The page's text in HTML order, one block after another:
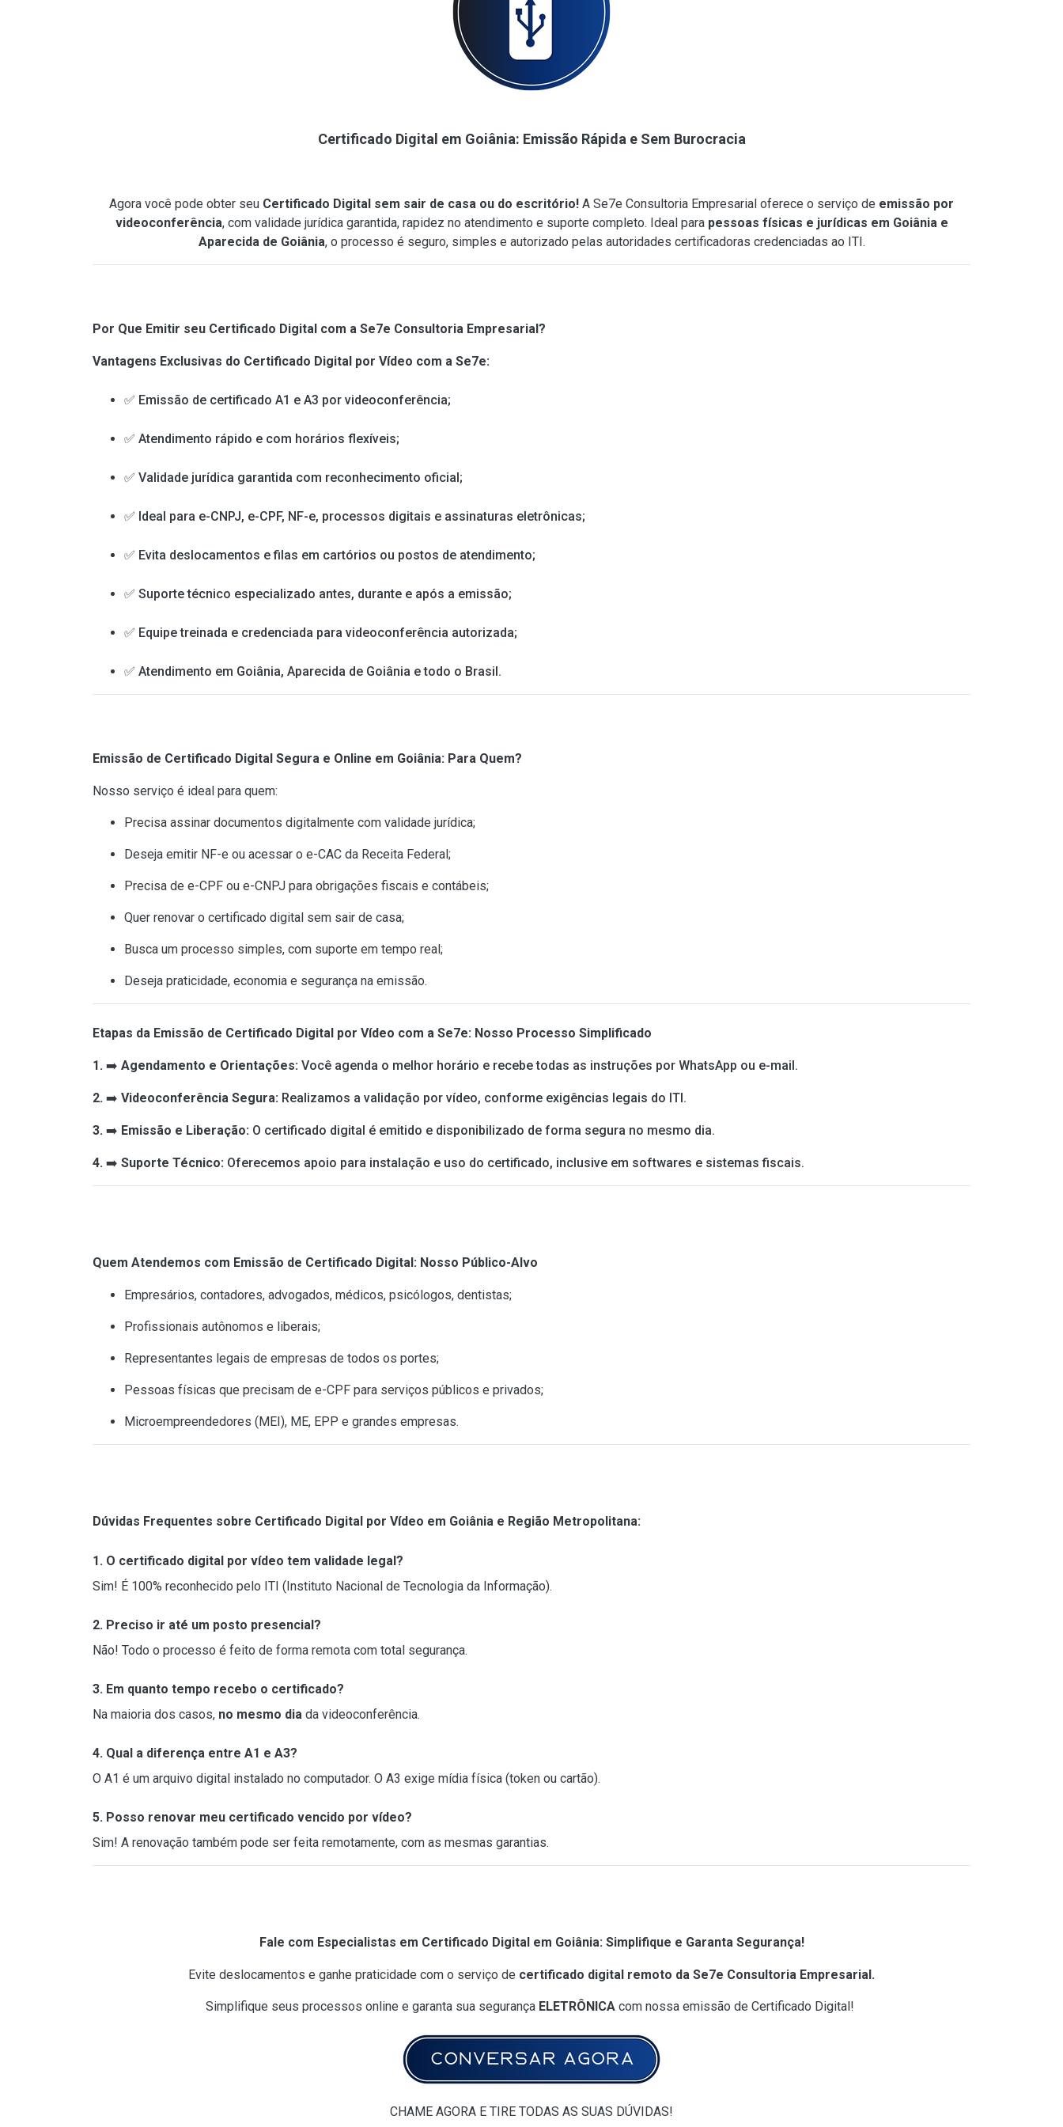
Certificado Digital em Goiânia: Emissão Rápida e Sem Burocracia
Agora você pode obter seu Certificado Digital sem sair de casa ou do escritório! A Se7e Consultoria Empresarial oferece o serviço de emissão por
videoconferência, com validade jurídica garantida, rapidez no atendimento e suporte completo. Ideal para pessoas físicas e jurídicas em Goiânia e
Aparecida de Goiânia, o processo é seguro, simples e autorizado pelas autoridades certificadoras credenciadas ao ITI.
Por Que Emitir seu Certificado Digital com a Se7e Consultoria Empresarial?
Vantagens Exclusivas do Certificado Digital por Vídeo com a Se7e:
✅ Emissão de certificado A1 e A3 por videoconferência;
✅ Atendimento rápido e com horários flexíveis;
✅ Validade jurídica garantida com reconhecimento oficial;
✅ Ideal para e-CNPJ, e-CPF, NF-e, processos digitais e assinaturas eletrônicas;
✅ Evita deslocamentos e filas em cartórios ou postos de atendimento;
✅ Suporte técnico especializado antes, durante e após a emissão;
✅ Equipe treinada e credenciada para videoconferência autorizada;
✅ Atendimento em Goiânia, Aparecida de Goiânia e todo o Brasil.
Emissão de Certificado Digital Segura e Online em Goiânia: Para Quem?
Nosso serviço é ideal para quem:
Precisa assinar documentos digitalmente com validade jurídica;
Deseja emitir NF-e ou acessar o e-CAC da Receita Federal;
Precisa de e-CPF ou e-CNPJ para obrigações fiscais e contábeis;
Quer renovar o certificado digital sem sair de casa;
Busca um processo simples, com suporte em tempo real;
Deseja praticidade, economia e segurança na emissão.
Etapas da Emissão de Certificado Digital por Vídeo com a Se7e: Nosso Processo Simplificado
1. ➡️ Agendamento e Orientações: Você agenda o melhor horário e recebe todas as instruções por WhatsApp ou e-mail.
2. ➡️ Videoconferência Segura: Realizamos a validação por vídeo, conforme exigências legais do ITI.
3. ➡️ Emissão e Liberação: O certificado digital é emitido e disponibilizado de forma segura no mesmo dia.
4. ➡️ Suporte Técnico: Oferecemos apoio para instalação e uso do certificado, inclusive em softwares e sistemas fiscais.
Quem Atendemos com Emissão de Certificado Digital: Nosso Público-Alvo
Empresários, contadores, advogados, médicos, psicólogos, dentistas;
Profissionais autônomos e liberais;
Representantes legais de empresas de todos os portes;
Pessoas físicas que precisam de e-CPF para serviços públicos e privados;
Microempreendedores (MEI), ME, EPP e grandes empresas.
Dúvidas Frequentes sobre Certificado Digital por Vídeo em Goiânia e Região Metropolitana:
1. O certificado digital por vídeo tem validade legal?
Sim! É 100% reconhecido pelo ITI (Instituto Nacional de Tecnologia da Informação).
2. Preciso ir até um posto presencial?
Não! Todo o processo é feito de forma remota com total segurança.
3. Em quanto tempo recebo o certificado?
Na maioria dos casos, no mesmo dia da videoconferência.
4. Qual a diferença entre A1 e A3?
O A1 é um arquivo digital instalado no computador. O A3 exige mídia física (token ou cartão).
5. Posso renovar meu certificado vencido por vídeo?
Sim! A renovação também pode ser feita remotamente, com as mesmas garantias.
Fale com Especialistas em Certificado Digital em Goiânia: Simplifique e Garanta Segurança!
Evite deslocamentos e ganhe praticidade com o serviço de certificado digital remoto da Se7e Consultoria Empresarial.
Simplifique seus processos online e garanta sua segurança ELETRÔNICA com nossa emissão de Certificado Digital!
CHAME AGORA E TIRE TODAS AS SUAS DÚVIDAS!